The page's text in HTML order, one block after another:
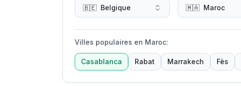
🇧🇪 Belgique 🇲🇦 Maroc
Villes populaires en Maroc:
Casablanca Rabat Marrakech Fès